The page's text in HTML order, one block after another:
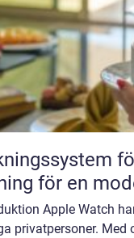
för hotell – så
för en
Apple Watch
privatpersoner.